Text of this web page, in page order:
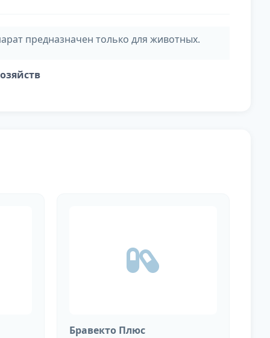
предназначен только для животных.
Бравекто Плюс